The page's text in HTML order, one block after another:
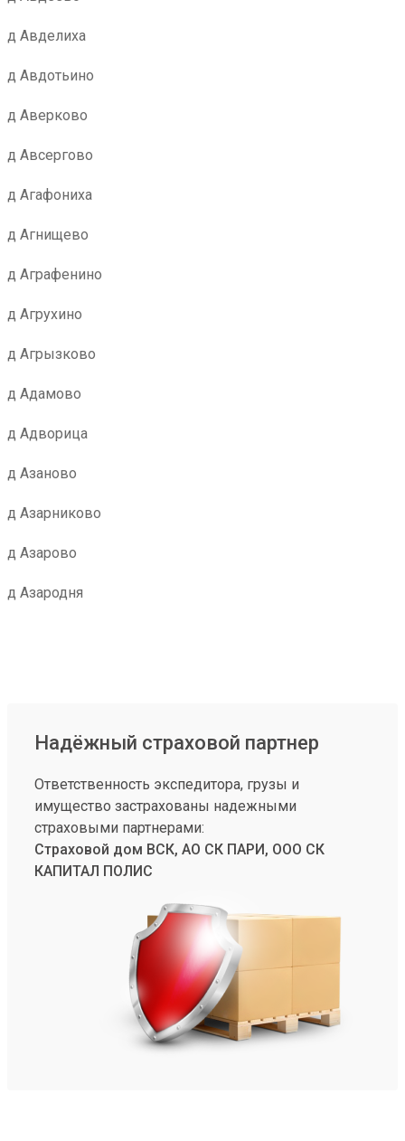
д Авделиха
д Авдотьино
д Аверково
д Авсергово
д Агафониха
д Агнищево
д Аграфенино
д Агрухино
д Агрызково
д Адамово
д Адворица
д Азаново
д Азарниково
д Азарово
д Азародня
Надёжный страховой партнер
Ответственность экспедитора, грузы и
имущество застрахованы надежными
страховыми партнерами:
Страховой дом ВСК, АО СК ПАРИ, ООО СК
КАПИТАЛ ПОЛИС